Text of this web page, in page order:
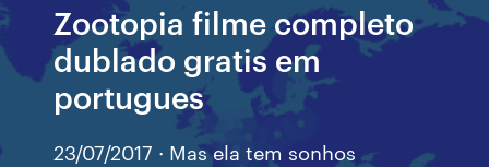
Zootopia filme completo
dublado gratis em
portugues
23/07/2017 · Mas ela tem sonhos